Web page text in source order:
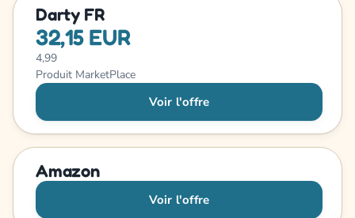
Darty FR
32,15 EUR
4,99
Produit MarketPlace
Voir l'offre
Amazon
Voir l'offre